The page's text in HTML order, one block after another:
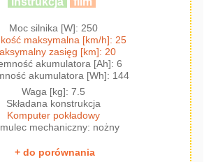
Moc silnika [W]: 250
maksymalna [km/h]: 25
zasięg [km]: 20
akumulatora [Ah]: 6
akumulatora [Wh]: 144
Waga [kg]: 7.5
Składana konstrukcja
Komputer pokładowy
mechaniczny: nożny
+ do porównania